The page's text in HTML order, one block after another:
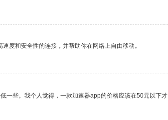
度和安全性的连接，并帮助你在网络上自由移动。
一些。我个人觉得，一款加速器app的价格应该在50元以下才